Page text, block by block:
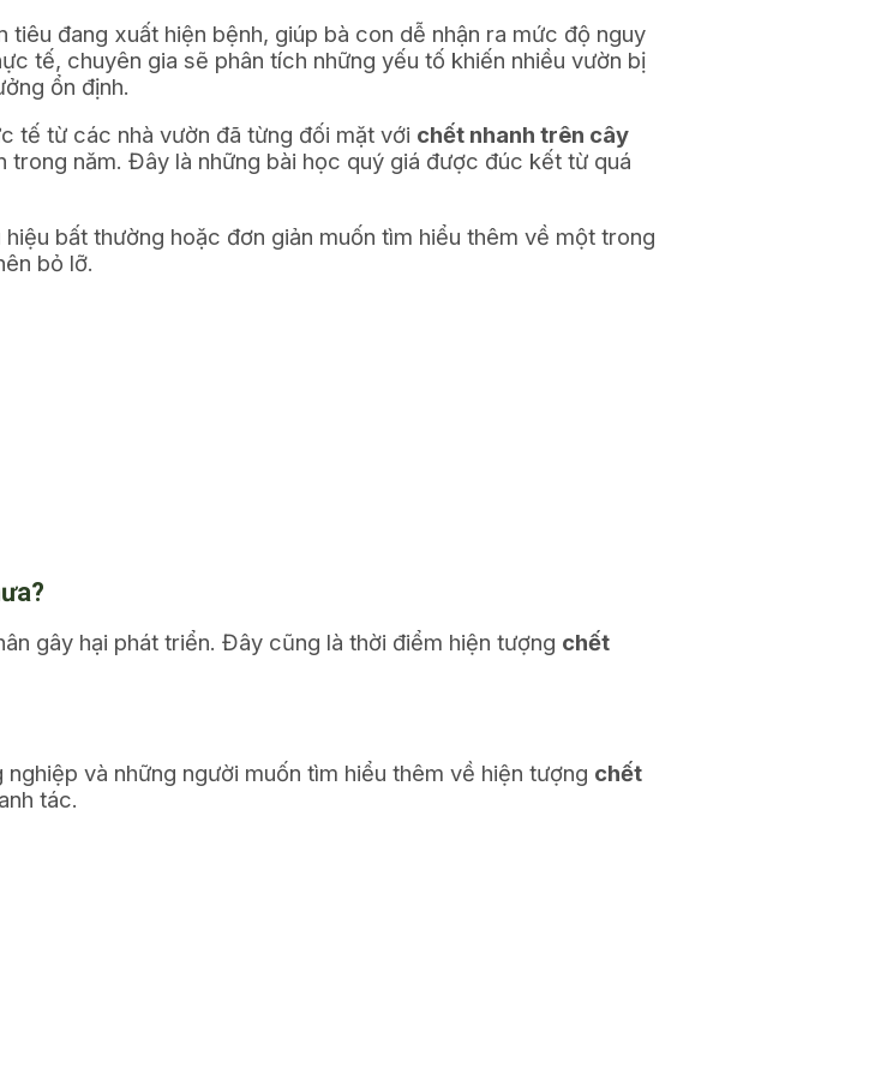
đang xuất hiện bệnh, giúp bà con dễ nhận ra mức độ nguy
tế, chuyên gia sẽ phân tích những yếu tố khiến nhiều vườn bị
ổn định.
tế từ các nhà vườn đã từng đối mặt với chết nhanh trên cây
năm. Đây là những bài học quý giá được đúc kết từ quá
bất thường hoặc đơn giản muốn tìm hiểu thêm về một trong
bỏ lỡ.
gây hại phát triển. Đây cũng là thời điểm hiện tượng chết
và những người muốn tìm hiểu thêm về hiện tượng chết
tác.